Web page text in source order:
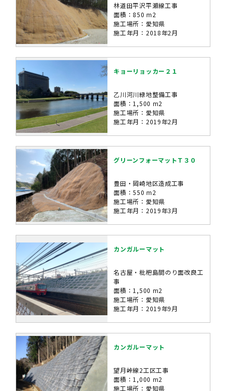
林道田平沢平瀬線工事
面積：850 m2
施工場所：愛知県
施工年月：2018年2月
キョーリョッカー２１
乙川河川緑地整備工事
面積：1,500 m2
施工場所：愛知県
施工年月：2019年2月
グリーンフォーマットＴ３０
豊田・岡崎地区造成工事
面積：550 m2
施工場所：愛知県
施工年月：2019年3月
カンガルーマット
名古屋・枇杷島間のり面改良工
事
面積：1,500 m2
施工場所：愛知県
施工年月：2019年9月
カンガルーマット
望月峠線2工区工事
面積：1,000 m2
施工場所：愛知県